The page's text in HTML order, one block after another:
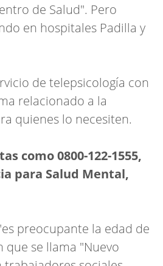
de Salud". Pero
en hospitales Padilla y
de telepsicología con
relacionado a la
quienes lo necesiten.
como 0800-122-1555,
para Salud Mental,
preocupante la edad de
que se llama "Nuevo